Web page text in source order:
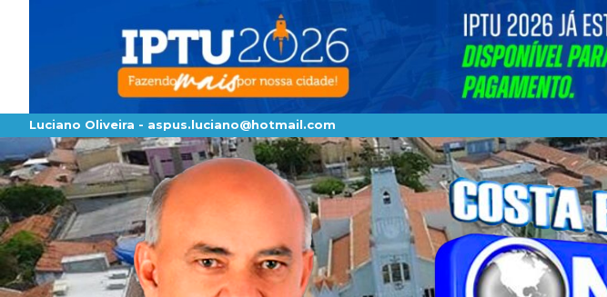
Luciano Oliveira - aspus.luciano@hotmail.com